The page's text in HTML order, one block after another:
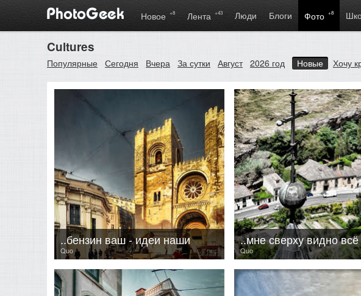
Новое +8 Лента +43 Люди Блоги Фото +8
Cultures
Популярные Сегодня Вчера За сутки Август 2026 год Новые Хочу
Quo
..бензин ваш - идеи наши
Quo
..мне сверху видно всё